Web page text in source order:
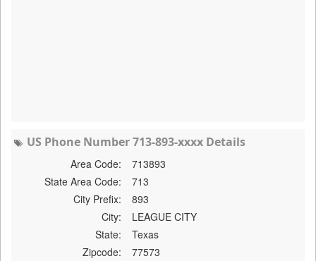
US Phone Number 713-893-xxxx Details
Area Code:
713893
State Area Code:
713
City Prefix:
893
City:
LEAGUE CITY
State:
Texas
Zipcode:
77573